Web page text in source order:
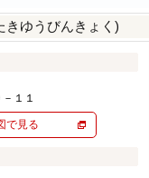
きゆうびんきょく)
１１
で見る